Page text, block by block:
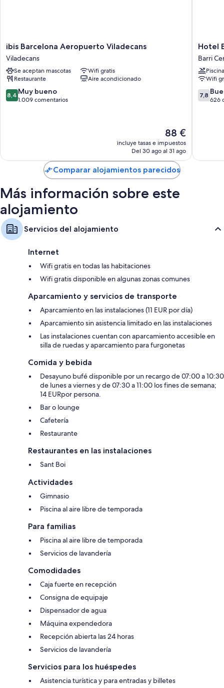
ibis
Barcelona
Aeropuerto
Viladecans
Viladecans
ibis Barcelona Aeropuerto Viladecans
Viladecans
Se aceptan mascotas
Wifi gratis
Restaurante
Aire acondicionado
8.4
sobre
8,4 Muy bueno
1.009 comentarios
El
precio
actual
de
88 €
88 €
incluye tasas e impuestos
Del 30 ago al 31 ago
Hotel
El
Castell
Barri
Centre
Hotel
Barri
Piscina
Wifi
7.8
sobre
7,8
626
Comparar alojamientos parecidos
Más información sobre este
alojamiento
Servicios del alojamiento
Internet
Wifi gratis en todas las habitaciones
Wifi gratis disponible en algunas zonas comunes
Aparcamiento y servicios de transporte
Aparcamiento en las instalaciones (11 EUR por día)
Aparcamiento sin asistencia limitado en las instalaciones
Las instalaciones cuentan con aparcamiento accesible en
silla de ruedas y aparcamiento para furgonetas
Comida y bebida
Desayuno bufé disponible por un recargo de 07:00 a 10:30
de lunes a viernes y de 07:30 a 11:00 los fines de semana;
14 EURpor persona.
Bar o lounge
Cafetería
Restaurante
Restaurantes en las instalaciones
Sant Boi
Actividades
Gimnasio
Piscina al aire libre de temporada
Para familias
Piscina al aire libre de temporada
Servicios de lavandería
Comodidades
Caja fuerte en recepción
Consigna de equipaje
Dispensador de agua
Máquina expendedora
Recepción abierta las 24 horas
Servicios de lavandería
Servicios para los huéspedes
Asistencia turística y para entradas y billetes